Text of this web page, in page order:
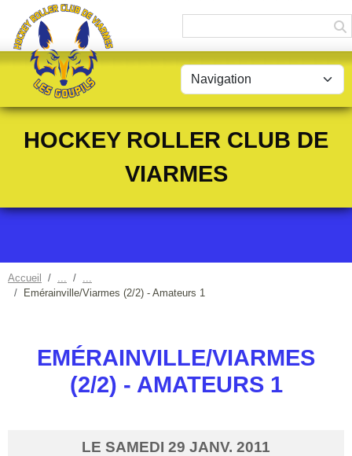
HOCKEY ROLLER CLUB DE
VIARMES
Accueil
Emérainville/Viarmes (2/2) - Amateurs 1
EMÉRAINVILLE/VIARMES
(2/2) - AMATEURS 1
LE SAMEDI 29 JANV. 2011
Panneau de gestion des cookies